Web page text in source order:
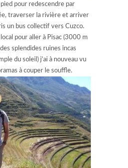
pour redescendre par
traverser la rivière et arriver
un bus collectif vers Cuzco.
pour aller à Pisac (3000 m
splendides ruines incas
du soleil) j’ai à nouveau vu
à couper le souffle.